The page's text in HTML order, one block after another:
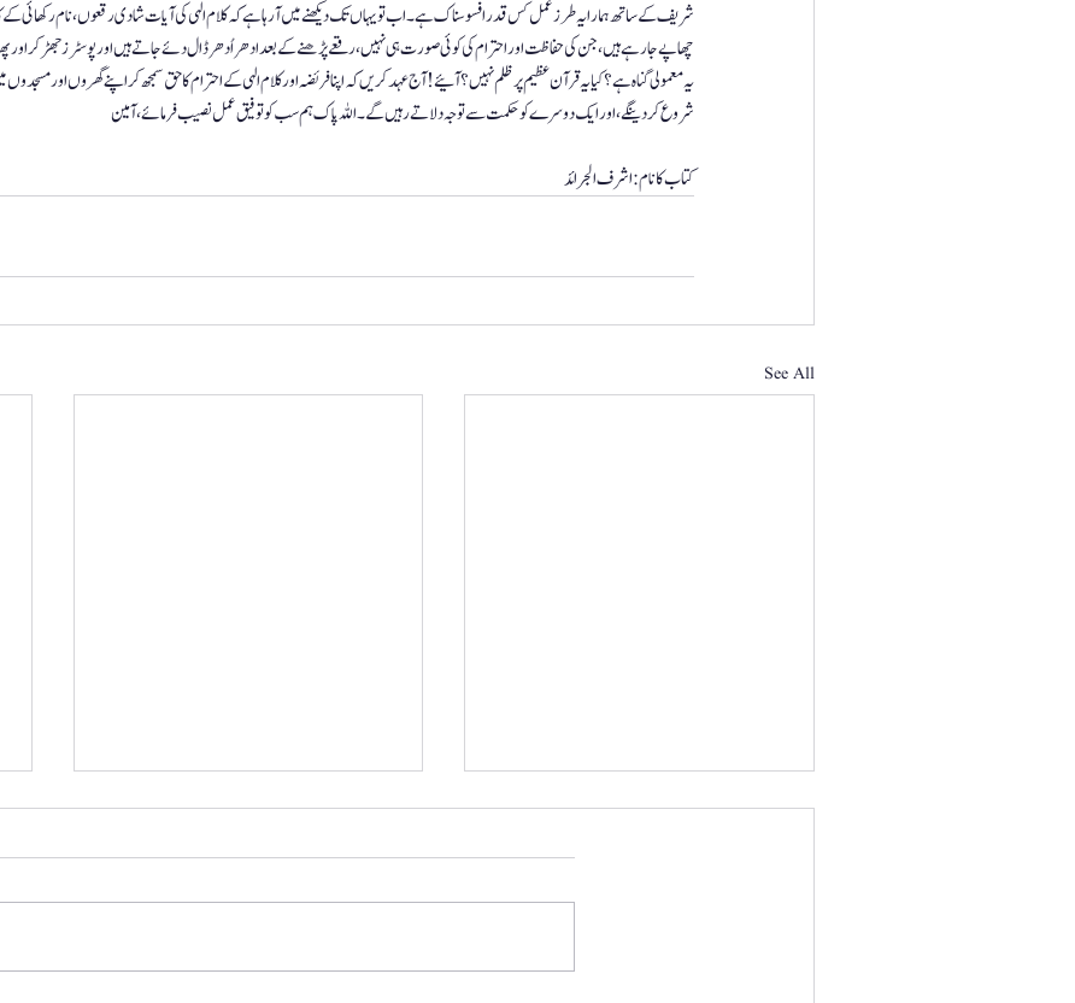
شریف کے ساتھ ہمارا یہ طرز عمل کس قدر افسوسناک ہے۔ اب تو یہاں تک دیکھنے میں آرہا ہے کہ کلام الہی کی آیات شادی رقعوں ، نام رکھائی
چھاپے جا رہے ہیں ، جن کی حفاظت اور احترام کی کوئی صورت ہی نہیں، رقعے پڑھنے کے بعد ادھر اُدھر ڈال دئے جاتے ہیں اور پوسٹرز جھڑ کر
یہ معمولی گناہ ہے؟ کیا یہ قرآن عظیم پر ظلم نہیں؟ آئیے ! آج عہد کریں کہ اپنا فریضہ اور کلام الہی کے احترام کا حق سمجھ کر اپنے گھروں اور
شروع کر دینگے، اور ایک دوسرے کو حکمت سے توجہ دلاتے رہیں گے۔ اللہ پاک ہم سب کو تو فیق عمل نصیب فرمائے ، آمین
کتاب کا نام:اشرف الجرائد
See All